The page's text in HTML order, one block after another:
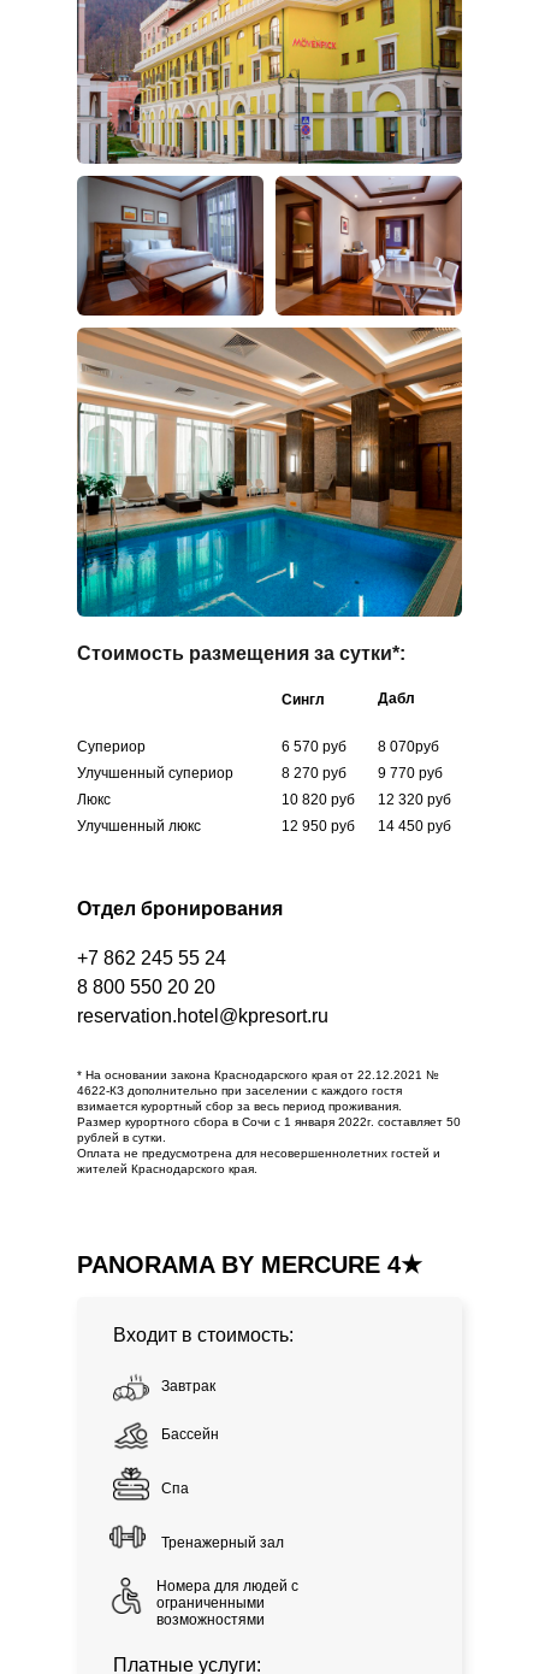
Стоимость размещения за сутки*:
Сингл Дабл
Отдел бронирования
8 800 550 20 20
reservation.hotel@kpresort.ru
* На основании закона Краснодарского края от 22.12.2021 №
4622-КЗ дополнительно при заселении с каждого гостя
взимается курортный сбор за весь период проживания.
Размер курортного сбора в Сочи с 1 января 2022г. составляет 50
рублей в сутки.
Оплата не предусмотрена для несовершеннолетних гостей и
жителей Краснодарского края.
+7 862 245 55 24
Супериор
Улучшенный супериор
Люкс
Улучшенный люкс
6 570 руб
8 270 руб
10 820 руб
12 950 руб
8 070руб
9 770 руб
12 320 руб
14 450 руб
PANORAMA BY MERCURE 4★
Завтрак
Бассейн
Спа
Тренажерный зал
Номера для людей с
ограниченными
возможностями
Входит в стоимость:
Платные услуги: